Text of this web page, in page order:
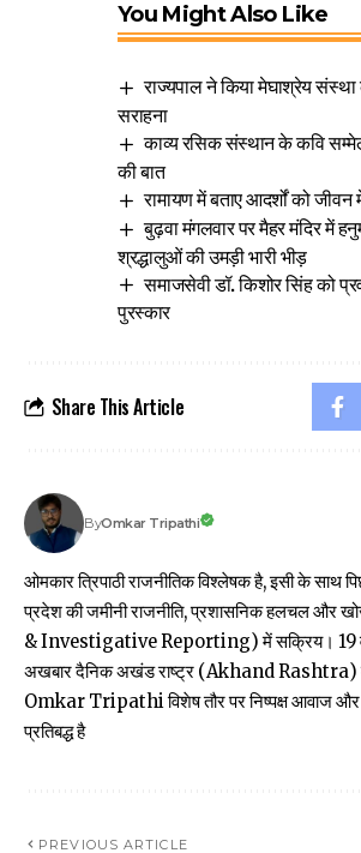
You Might Also Like
राज्यपाल ने किया मेघाश्रेय
सराहना
काव्य रसिक संस्थान के कवि
की बात
रामायण में बताए आदर्शों को
बुढ़वा मंगलवार पर मैहर मंदिर में
श्रद्धालुओं की उमड़ी भारी भीड़
समाजसेवी डॉ. किशोर सिंह को
पुरस्कार
Share This Article
ByOmkar Tripathi
ओमकार त्रिपाठी राजनीतिक विश्लेषक है, इसी के साथ
प्रदेश की जमीनी राजनीति, प्रशासनिक हलचल और
& Investigative Reporting) में सक्रिय। 19 वर्ष
अखबार दैनिक अखंड राष्ट्र (Akhand Rashtra)
Omkar Tripathi विशेष तौर पर निष्पक्ष आवाज और
प्रतिबद्ध है
PREVIOUS ARTICLE